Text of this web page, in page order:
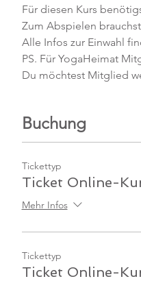
Für diesen Kurs
Zum Abspielen
Alle Infos zur Einwahl
PS. Für YogaHeimat
Du möchtest Mitglied
Buchung
Tickettyp
Ticket Online-
Mehr Infos
Tickettyp
Ticket Online-